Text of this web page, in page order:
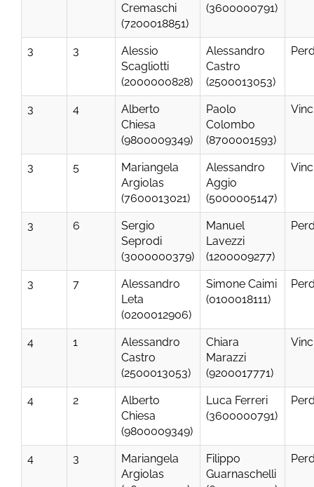
Cremaschi
(7200018851)
(3600000791)
3 3
Alessio
Scagliotti
(2000000828)
Alessandro
Castro
(2500013053)
3 4
Alberto
Chiesa
(9800009349)
Paolo
Colombo
(8700001593)
3 5
Mariangela
Argiolas
(7600013021)
Alessandro
Aggio
(5000005147)
3 6
Sergio
Seprodi
(3000000379)
Manuel
Lavezzi
(1200009277)
3 7
Alessandro
Leta
(0200012906)
Simone Caimi
(0100018111)
4 1
Alessandro
Castro
(2500013053)
Chiara
Marazzi
(9200017771)
4 2
Alberto
Chiesa
(9800009349)
Luca Ferreri
(3600000791)
4 3
Mariangela
Argiolas
Filippo
Guarnaschelli